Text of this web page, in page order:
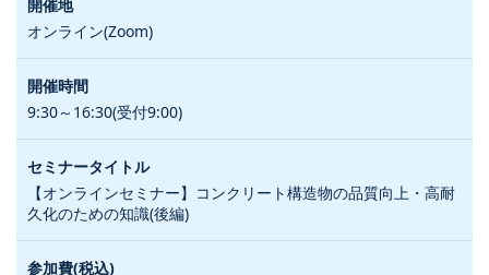
オンライン(Zoom)
9:30～16:30(受付9:00)
【オンラインセミナー】コンクリート構造物の品質向上・高耐
久化のための知識(後編)